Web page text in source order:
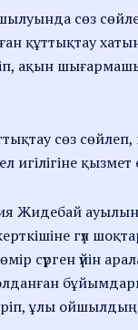
сөз
құттықтау
ақын
сөз
Жидебай
гүл
сүрген үйін
ұлы